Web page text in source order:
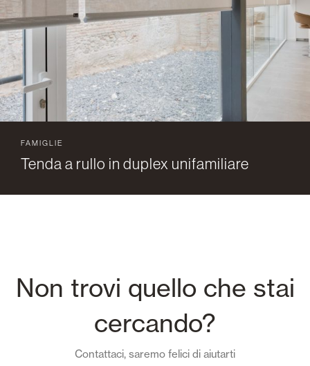
FAMIGLIE
Tenda a rullo in duplex unifamiliare
Non trovi quello che stai
cercando?
Contattaci, saremo felici di aiutarti